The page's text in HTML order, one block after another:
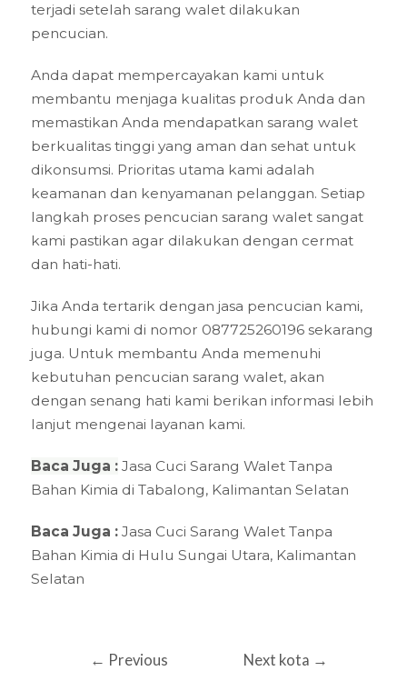
terjadi setelah sarang walet dilakukan
pencucian.
Anda dapat mempercayakan kami untuk
membantu menjaga kualitas produk Anda dan
memastikan Anda mendapatkan sarang walet
berkualitas tinggi yang aman dan sehat untuk
dikonsumsi. Prioritas utama kami adalah
keamanan dan kenyamanan pelanggan. Setiap
langkah proses pencucian sarang walet sangat
kami pastikan agar dilakukan dengan cermat
dan hati-hati.
Jika Anda tertarik dengan jasa pencucian kami,
hubungi kami di nomor 087725260196 sekarang
juga. Untuk membantu Anda memenuhi
kebutuhan pencucian sarang walet, akan
dengan senang hati kami berikan informasi lebih
lanjut mengenai layanan kami.
Baca Juga : Jasa Cuci Sarang Walet Tanpa
Bahan Kimia di Tabalong, Kalimantan Selatan
Baca Juga : Jasa Cuci Sarang Walet Tanpa
Bahan Kimia di Hulu Sungai Utara, Kalimantan
Selatan
← Previous
Next kota →